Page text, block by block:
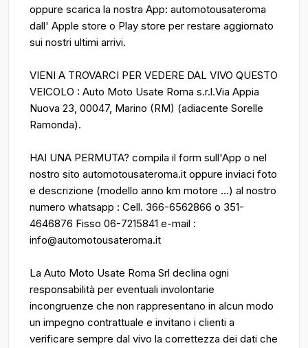
oppure scarica la nostra App: automotousateroma
dall' Apple store o Play store per restare aggiornato
sui nostri ultimi arrivi.
VIENI A TROVARCI PER VEDERE DAL VIVO QUESTO
VEICOLO : Auto Moto Usate Roma s.r.l.Via Appia
Nuova 23, 00047, Marino (RM) (adiacente Sorelle
Ramonda).
HAI UNA PERMUTA? compila il form sull'App o nel
nostro sito automotousateroma.it oppure inviaci foto
e descrizione (modello anno km motore ...) al nostro
numero whatsapp : Cell. 366-6562866 o 351-
4646876 Fisso 06-7215841 e-mail :
info@automotousateroma.it
La Auto Moto Usate Roma Srl declina ogni
responsabilità per eventuali involontarie
incongruenze che non rappresentano in alcun modo
un impegno contrattuale e invitano i clienti a
verificare sempre dal vivo la correttezza dei dati che